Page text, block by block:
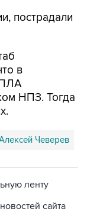
пострадали
в
НПЗ. Тогда
Чеверев
ленту
сайта